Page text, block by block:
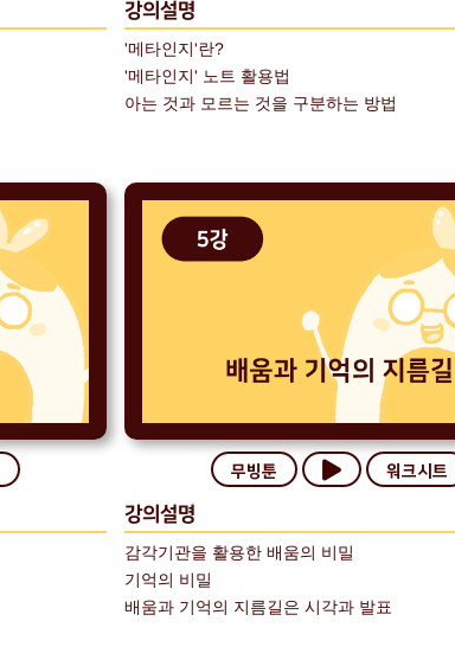
강의설명
'메타인지'란?
'메타인지' 노트 활용법
아는 것과 모르는 것을 구분하는 방법
무빙툰 워크시트
강의설명
감각기관을 활용한 배움의 비밀
기억의 비밀
배움과 기억의 지름길은 시각과 발표